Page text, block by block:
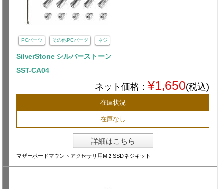
PCパーツ その他PCパーツ ネジ
SilverStone シルバーストーン
SST-CA04
ネット価格： ¥1,650(税込)
在庫状況
在庫なし
詳細はこちら
マザーボードマウントアクセサリ用M.2 SSDネジキット